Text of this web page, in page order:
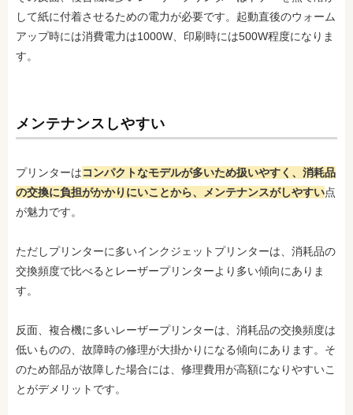
して紙に付着させるための電力が必要です。起動直後のウォーム
アップ時には消費電力は1000W、印刷時には500W程度になりま
す。
メンテナンスしやすい
プリンターはコンパクトなモデルが多いため扱いやすく、 消耗品
の交換に負担がかかりにいことから、メンテナンスがしやすい点
が魅力です。
ただしプリンターに多いインクジェットプリンターは、消耗品の
交換頻度で比べるとレーザープリンターより多い傾向にありま
す。
反面、複合機に多いレーザープリンターは、消耗品の交換頻度は
低いものの、故障時の修理が大掛かりになる傾向にあります。そ
のため部品が故障した場合には、修理費用が高額になりやすいこ
とがデメリットです。